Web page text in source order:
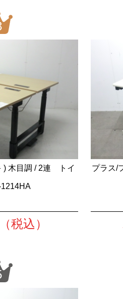
) 木目調 / 2連 トイ
税込）
プラス/